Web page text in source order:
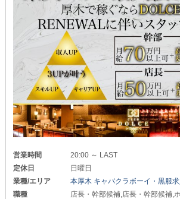
営業時間
20:00 ～ LAST
定休日
日曜日
業種/エリア
本厚木 キャバクラボーイ・黒服求
職種
店長・幹部候補,店長・幹部候補,